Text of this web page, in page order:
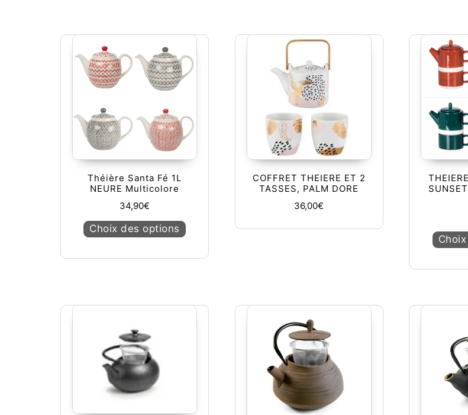
Théière Santa Fé 1L
NEURE Multicolore
34,90€
Choix des options Ce produit a plusieurs variations. Les options peuvent être choisies
COFFRET THEIERE ET 2
TASSES, PALM DORE
36,00€